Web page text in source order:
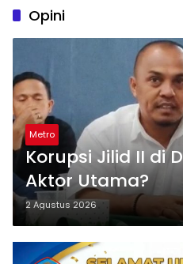
Opini
Metro
Korupsi Jilid II di
Aktor Utama?
2 Agustus 2026